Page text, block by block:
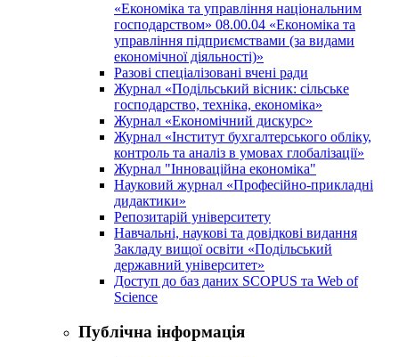
«Економіка та управління національним
господарством» 08.00.04 «Економіка та
управління підприємствами (за видами
економічної діяльності)»
Разові спеціалізовані вчені ради
Журнал «Подільський вісник: сільське
господарство, техніка, економіка»
Журнал «Економічний дискурс»
Журнал «Інститут бухгалтерського обліку,
контроль та аналіз в умовах глобалізації»
Журнал "Інноваційна економіка"
Науковий журнал «Професійно-прикладні
дидактики»
Репозитарій університету
Навчальні, наукові та довідкові видання
Закладу вищої освіти «Подільський
державний університет»
Доступ до баз даних SCOPUS та Web of
Science
Публічна інформація